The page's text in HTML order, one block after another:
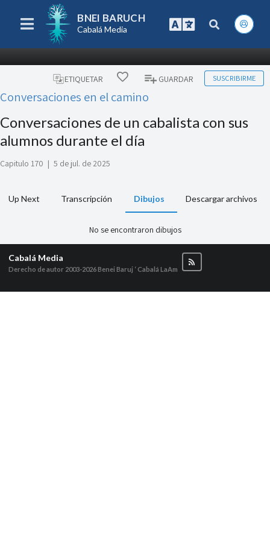
BNEI BARUCH
Cabalá Media
ETIQUETAR GUARDAR SUSCRIBIRME
Conversaciones en el camino
Conversaciones de un cabalista con sus
alumnos durante el día
Capitulo 170 | 5 de jul. de 2025
Up Next Transcripción Dibujos Descargar archivos
No se encontraron dibujos
Cabalá Media
Derecho de autor 2003-2026Benei Baruj ‘ Cabalá LaAm